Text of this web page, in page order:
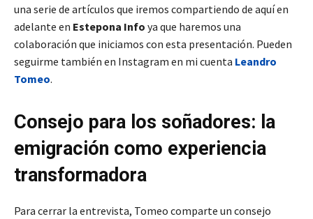
una serie de artículos que iremos compartiendo de aquí en
adelante en Estepona Info ya que haremos una
colaboración que iniciamos con esta presentación. Pueden
seguirme también en Instagram en mi cuenta Leandro
Tomeo.
Consejo para los soñadores: la
emigración como experiencia
transformadora
Para cerrar la entrevista, Tomeo comparte un consejo